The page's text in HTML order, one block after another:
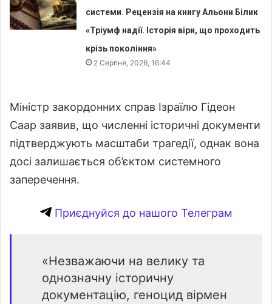
системи. Рецензія на книгу Альони Білик
«Тріумф надії. Історія віри, що проходить
крізь покоління»
2 Серпня, 2026, 16:44
Міністр закордонних справ Ізраїлю Гідеон
Саар заявив, що численні історичні документи
підтверджують масштаби трагедії, однак вона
досі залишається об’єктом системного
заперечення.
Приєднуйся до нашого Телеграм
«Незважаючи на велику та
однозначну історичну
документацію, геноцид вірмен